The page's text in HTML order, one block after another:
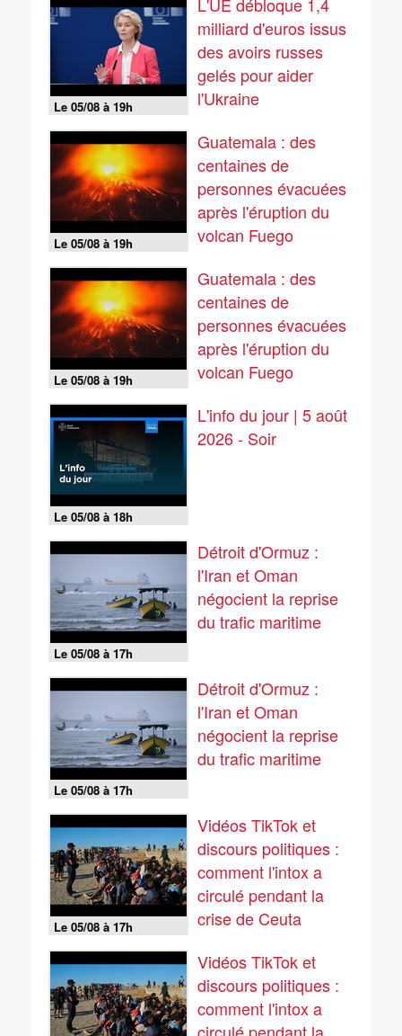
Le 05/08 à 19h
milliard d'euros issus
des avoirs russes
gelés pour aider
l'Ukraine
Le 05/08 à 19h
Guatemala : des
centaines de
personnes évacuées
après l'éruption du
volcan Fuego
Le 05/08 à 19h
Guatemala : des
centaines de
personnes évacuées
après l'éruption du
volcan Fuego
Le 05/08 à 18h
L'info du jour | 5 août
2026 - Soir
Le 05/08 à 17h
Détroit d'Ormuz :
l'Iran et Oman
négocient la reprise
du trafic maritime
Le 05/08 à 17h
Détroit d'Ormuz :
l'Iran et Oman
négocient la reprise
du trafic maritime
Le 05/08 à 17h
Vidéos TikTok et
discours politiques :
comment l'intox a
circulé pendant la
crise de Ceuta
Vidéos TikTok et
discours politiques :
comment l'intox a